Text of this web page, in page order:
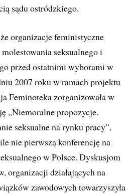
sądu ostródzkiego.
organizacje feministyczne
seksualnego i
przed ostatnimi wyborami w
2007 roku w ramach projektu
Feminoteka zorganizowała w
„Niemoralne propozycje.
seksualne na rynku pracy”,
nie pierwszą konferencję na
w Polsce. Dyskusjom
organizacji działających na
zawodowych towarzyszyła